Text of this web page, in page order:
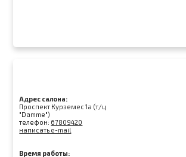
Адрес салона:
Проспект Курземес 1а (т/ц
"Damme")
телефон: 67809420
написать e-mail
Время работы: